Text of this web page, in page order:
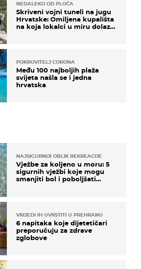
NAJSIGURNIJI OBLIK REKREACIJE
Vježbe za koljeno u moru: 5
sigurnih vježbi koje mogu
smanjiti bol i poboljšati
VRIJEDI IH UVRSTITI U PREHRANU
6 napitaka koje dijetetičari
preporučuju za zdrave
zglobove
NEDALEKO OD PLOČA
Skriveni vojni tuneli na jugu
Hrvatske: Omiljena kupališta
na koja lokalci u miru dolaze
POKROVITELJ CORONA
Među 100 najboljih plaža
svijeta našla se i jedna
hrvatska